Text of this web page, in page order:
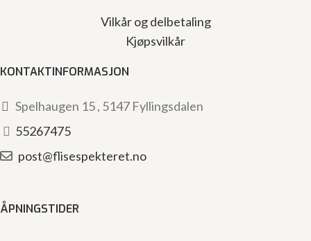
Vilkår og delbetaling
Kjøpsvilkår
KONTAKTINFORMASJON
Spelhaugen 15 , 5147 Fyllingsdalen
55267475
post@flisespekteret.no
ÅPNINGSTIDER